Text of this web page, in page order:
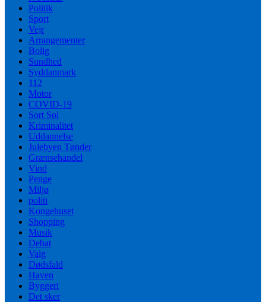
Politik
Sport
Vejr
Arrangementer
Bolig
Sundhed
Syddanmark
112
Motor
COVID-19
Sort Sol
Kriminalitet
Uddannelse
Julebyen Tønder
Grænsehandel
Vind
Penge
Miljø
politi
Kongehuset
Shopping
Musik
Debat
Valg
Dødsfald
Haven
Byggeri
Det sker